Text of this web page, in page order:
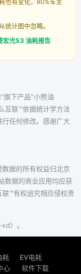
也有变化，80%车主
统计图中忽略。
宏光S3 油耗报告
旗下产品"小熊油
互联™依据统计学方法
任何修改。感谢广大
据的所有权益归北京
数据的商业应用均应获
™有权追究相应侵权责
）。
耗
EV电耗
心 软件下载